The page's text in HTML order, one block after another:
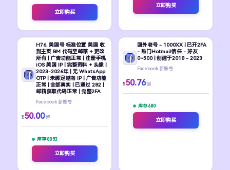
立即购买
立即购买
H76. 美国号 标准位置 美国 收
到主页 BM 代码至邮箱 + 更改
所有 | 广告功能正常 | 注册手机
iOS 美国 IP | 完整资料 + 头像 |
2023-2026年 | 无 WhatsApp
OTP | 未绑定越南 IP | 广告功能
正常 | 全部真实 | 已通过 282 |
邮箱获取代码正常 | 完整2FA
Facebook 新账号
¥50.00 起
库存 8053
立即购买
国外老号 - 1000XX | 已开2FA
- 热门Hotmail信任 - 好友
0~500 | 创建于2018 - 2023
Facebook 新账号
¥50.76 起
库存 680
立即购买